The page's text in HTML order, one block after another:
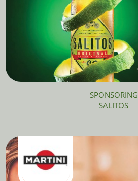
SPONSORING
SALITOS